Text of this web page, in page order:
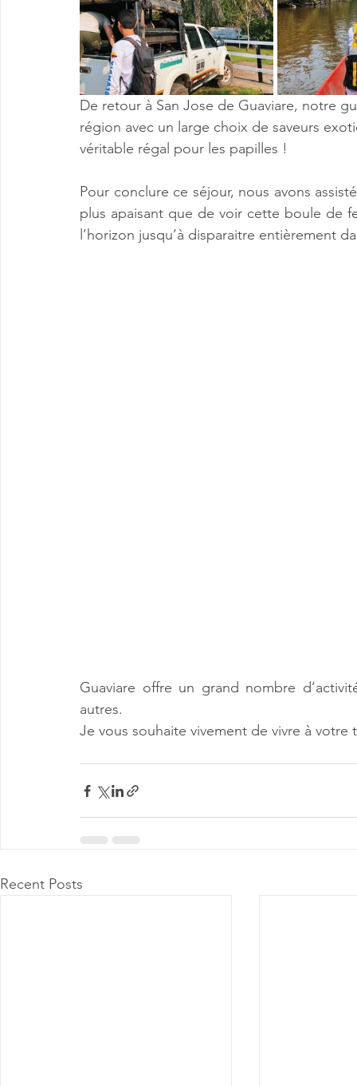
De retour à San Jose de Guaviare, notre
région avec un large choix de saveurs
véritable régal pour les papilles !
Pour conclure ce séjour, nous avons
plus apaisant que de voir cette boule de
l’horizon jusqu’à disparaitre entièrement
Guaviare offre un grand nombre
autres.
Je vous souhaite vivement de vivre à
Recent Posts